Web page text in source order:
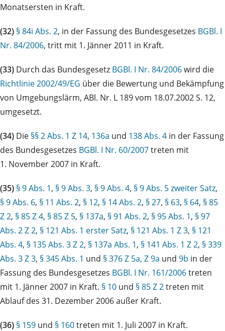
Monatsersten in Kraft.
(32) § 84i Abs. 2, in der Fassung des Bundesgesetzes BGBl. I
Nr. 84/2006, tritt mit 1. Jänner 2011 in Kraft.
(33) Durch das Bundesgesetz BGBl. I Nr. 84/2006wird die
Richtlinie 2002/49/EG über die Bewertung und Bekämpfung
von Umgebungslärm, ABl. Nr. L 189 vom 18.07.2002 S. 12,
umgesetzt.
(34) Die §§ 2 Abs. 1 Z 14, 136a und 138 Abs. 4 in der Fassung
des Bundesgesetzes BGBl. I Nr. 60/2007treten mit
1. November 2007 in Kraft.
(35) § 9 Abs. 1, § 9 Abs. 3, § 9 Abs. 4, § 9 Abs. 5 zweiter Satz,
§ 9 Abs. 6, § 11 Abs. 2, § 12, § 14 Abs. 2, § 27, § 63, § 64, § 85
Z 2, § 85 Z 4, § 85 Z 5, § 137a, § 91 Abs. 2, § 95 Abs. 1, § 97
Abs. 2 Z 2, § 121 Abs. 1 erster Satz, § 121 Abs. 1 Z 3, § 121
Abs. 4, § 135 Abs. 3 Z 2, § 137a Abs. 1, § 141 Abs. 1 Z 2, § 339
Abs. 3 Z 3, § 345 Abs. 1 und § 376 Z 5a, Z 9a und 9b in der
Fassung des Bundesgesetzes BGBl. I Nr. 161/2006treten
mit 1. Jänner 2007 in Kraft. § 10 und § 85 Z 2treten mit
Ablauf des 31. Dezember 2006 außer Kraft.
(36) § 159 und § 160treten mit 1. Juli 2007 in Kraft.